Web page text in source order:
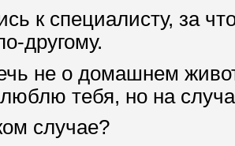
к специалисту, за
другому.
не о домашнем
тебя, но на
случае?